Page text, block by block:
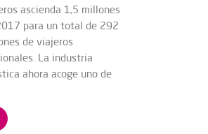
ascienda 1,5 millones
para un total de 292
de viajeros
La industria
ahora acoge uno de